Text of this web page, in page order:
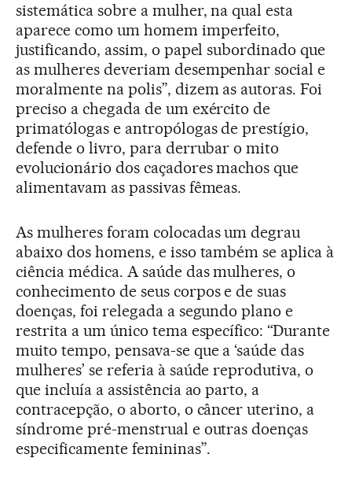
sistemática sobre a mulher, na qual esta
aparece como um homem imperfeito,
justificando, assim, o papel subordinado que
as mulheres deveriam desempenhar social e
moralmente na polis”, dizem as autoras. Foi
preciso a chegada de um exército de
primatólogas e antropólogas de prestígio,
defende o livro, para derrubar o mito
evolucionário dos caçadores machos que
alimentavam as passivas fêmeas.
As mulheres foram colocadas um degrau
abaixo dos homens, e isso também se aplica à
ciência médica. A saúde das mulheres, o
conhecimento de seus corpos e de suas
doenças, foi relegada a segundo plano e
restrita a um único tema específico: “Durante
muito tempo, pensava-se que a ‘saúde das
mulheres’ se referia à saúde reprodutiva, o
que incluía a assistência ao parto, a
contracepção, o aborto, o câncer uterino, a
síndrome pré-menstrual e outras doenças
especificamente femininas”.